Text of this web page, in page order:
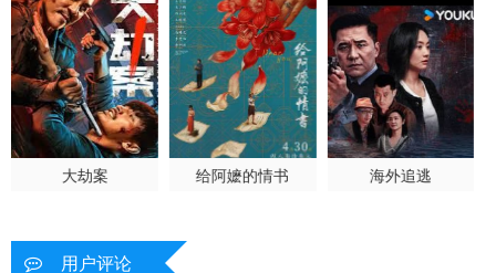
大劫案 给阿嬷的情书 海外追逃
用户评论